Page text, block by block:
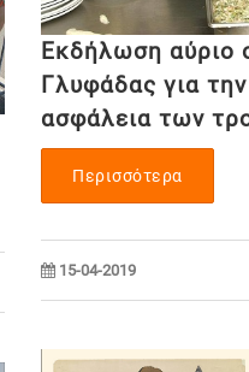
Εκδήλωση αύριο
Γλυφάδας για την
ασφάλεια των
Περισσότερα
15-04-2019